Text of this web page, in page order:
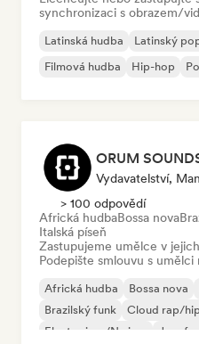
synchronizaci s obrazem/
Latinská hudba Latinský
Filmová hudba
Hip-hop
ORUM
Vydavatelství,
> 100 odpovědí
Africká hudbaBossa nova
Italská píseň
Zastupujeme umělce v
Podepište smlouvu s
Africká hudba Bossa nova
Brazilský funk
Cloud rap/
Electro jazz/Nu jazz
Jazz